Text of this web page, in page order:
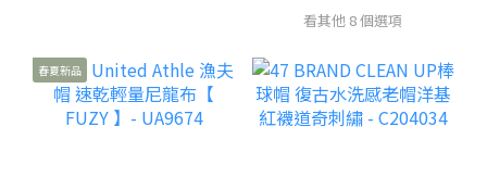
看其他 8 個選項
春夏新品